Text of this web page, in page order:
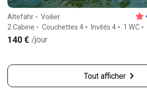
Altefähr
Voilier
2 Cabine
Couchettes 4 Invités 4 1 WC
140 € /jour
Tout afficher